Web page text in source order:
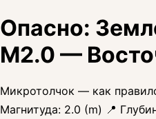
Опасно:
M2.0 —
Микротолчок — как
Магнитуда: 2.0 (m) 📍